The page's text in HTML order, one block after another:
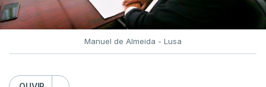
Manuel de Almeida - Lusa